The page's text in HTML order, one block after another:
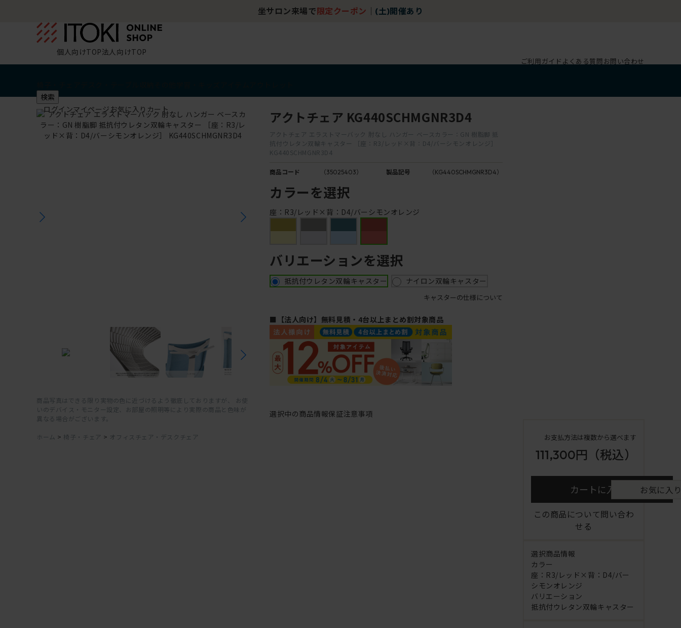
坐サロン来場で 限定クーポン (土)開催あり
個人向けTOP法人向けTOP
ご利用ガイド よくある質問お問い合わせ
検索
ログインマイページ お気に入り カート
商品写真はできる限り実物の色に近づけるよう徹底しておりますが、 お使
いのデバイス・モニター設定、お部屋の照明等により実際の商品と色味が
異なる場合がございます。
ホーム > 椅子・チェア > オフィスチェア・デスクチェア
アクトチェア KG440SCHMGNR3D4
アクトチェア エラストマーバック 肘なし ハンガー ベースカラー：GN 樹脂脚 抵
抗付ウレタン双輪キャスター ［座：R3/レッド×背：D4/バーシモンオレンジ］
KG440SCHMGNR3D4
商品コード （35025403） 製品記号 （KG440SCHMGNR3D4）
カラーを選択
座：R3/レッド×背：D4/バーシモンオレンジ
バリエーションを選択
抵抗付ウレタン双輪キャスター ナイロン双輪キャスター
キャスターの仕様について
■【法人向け】無料見積・4台以上まとめ割対象商品
選択中の商品情報保証注意事項
お支払方法は複数から選べます
111,300円 （税込）
カートに入れる お気に入
この商品について問い合わ
せる
選択商品情報
カラー
座：R3/レッド×背：D4/バー
シモンオレンジ
バリエーション
抵抗付ウレタン双輪キャスター